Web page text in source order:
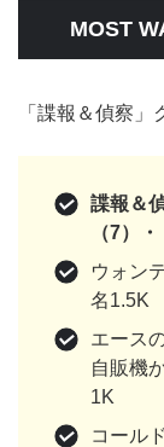
MOST
「諜報＆偵察」
諜報＆
（7）
ウォン
名1.5K
エース
自販機
1K
コール